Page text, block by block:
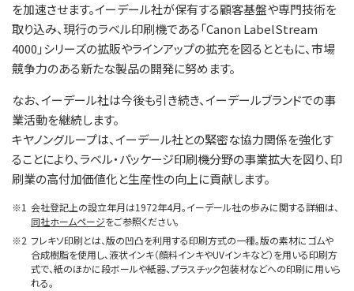
を加速させます。イーデール社が保有する顧客基盤や専門技術を
取り込み、現行のラベル印刷機である「Canon LabelStream
4000」シリーズの拡販やラインアップの拡充を図るとともに、市場
競争力のある新たな製品の開発に努めます。
なお、イーデール社は今後も引き続き、イーデールブランドでの事
業活動を継続します。
キヤノングループは、イーデール社との緊密な協力関係を強化す
ることにより、ラベル・パッケージ印刷機分野の事業拡大を図り、印
刷業の高付加価値化と生産性の向上に貢献します。
※1 会社登記上の設立年月は1972年4月。イーデール社の歩みに関する詳細は、
同社ホームページをご参照ください。
※2 フレキソ印刷とは、版の凹凸を利用する印刷方式の一種。版の素材にゴムや
合成樹脂を使用し、液状インキ（顔料インキやUVインキなど）を用いる印刷方
式で、紙のほかに段ボールや紙器、プラスチック包装材などへの印刷に用いら
れる。